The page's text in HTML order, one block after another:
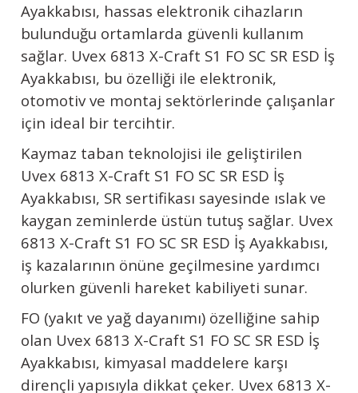
Ayakkabısı, hassas elektronik cihazların
bulunduğu ortamlarda güvenli kullanım
sağlar. Uvex 6813 X-Craft S1 FO SC SR ESD İş
Ayakkabısı, bu özelliği ile elektronik,
otomotiv ve montaj sektörlerinde çalışanlar
için ideal bir tercihtir.
Kaymaz taban teknolojisi ile geliştirilen
Uvex 6813 X-Craft S1 FO SC SR ESD İş
Ayakkabısı, SR sertifikası sayesinde ıslak ve
kaygan zeminlerde üstün tutuş sağlar. Uvex
6813 X-Craft S1 FO SC SR ESD İş Ayakkabısı,
iş kazalarının önüne geçilmesine yardımcı
olurken güvenli hareket kabiliyeti sunar.
FO (yakıt ve yağ dayanımı) özelliğine sahip
olan Uvex 6813 X-Craft S1 FO SC SR ESD İş
Ayakkabısı, kimyasal maddelere karşı
dirençli yapısıyla dikkat çeker. Uvex 6813 X-